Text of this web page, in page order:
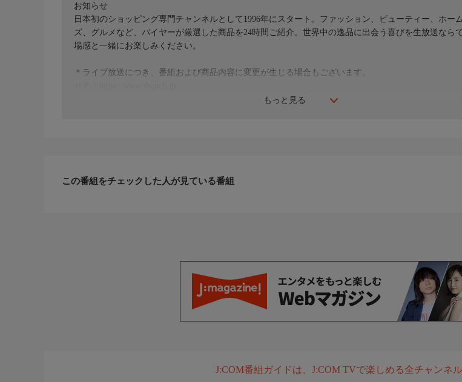
もっと見る
お知らせ
日本初のショッピング専門チャンネルとして1996年にスタート。ファッション、ビューティー、ホー
ズ、グルメなど、バイヤーが厳選した商品を24時間ご紹介。世界中の逸品に出会う喜びを生放送なら
場感と一緒にお楽しみください。
＊ライブ放送につき、番組および商品内容に変更が生じる場合もございます。
この番組をチェックした人が見ている番組
J:COM番組ガイドは、J:COM TVで楽しめる全チャンネ